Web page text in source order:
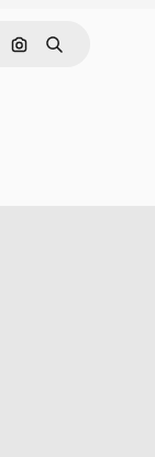
画像で検索
検索